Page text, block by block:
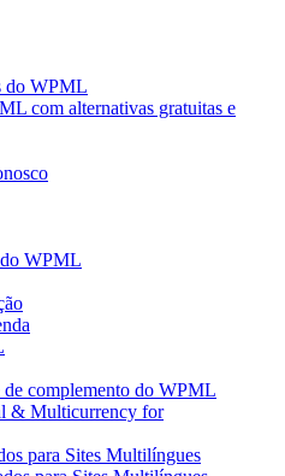
do WPML
com alternativas gratuitas e
WPML
complemento do WPML
& Multicurrency for
para Sites Multilíngues